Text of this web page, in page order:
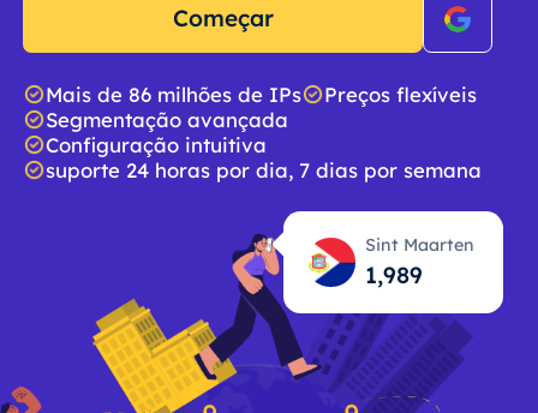
Começar
Mais de 86 milhões de IPs
Preços flexíveis
Segmentação avançada
Configuração intuitiva
suporte 24 horas por dia, 7 dias por semana
Sint Maarten
1,990